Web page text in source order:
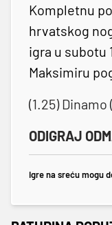
Kompletnu
hrvatskog
igra u subotu
Maksimiru
(1.25) Dinamo
ODIGRAJ
Igre na sreću mogu